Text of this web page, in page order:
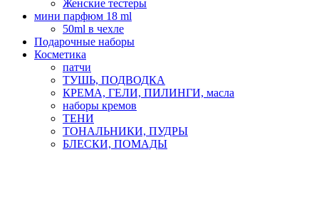
Женские тестеры
мини парфюм 18 ml
50ml в чехле
Подарочные наборы
Косметика
патчи
ТУШЬ, ПОДВОДКА
КРЕМА, ГЕЛИ, ПИЛИНГИ, масла
наборы кремов
ТЕНИ
ТОНАЛЬНИКИ, ПУДРЫ
БЛЕСКИ, ПОМАДЫ